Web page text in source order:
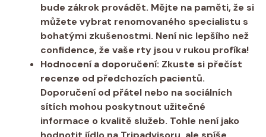
bude zákrok provádět. Mějte na paměti, že si
můžete vybrat renomovaného specialistu s
bohatými zkušenostmi. Není nic lepšího než
confidence, že vaše rty jsou v rukou profíka!
Hodnocení a doporučení: Zkuste si přečíst
recenze od předchozích pacientů.
Doporučení od přátel nebo na sociálních
sítích mohou poskytnout užitečné
informace o kvalitě služeb. Tohle není jako